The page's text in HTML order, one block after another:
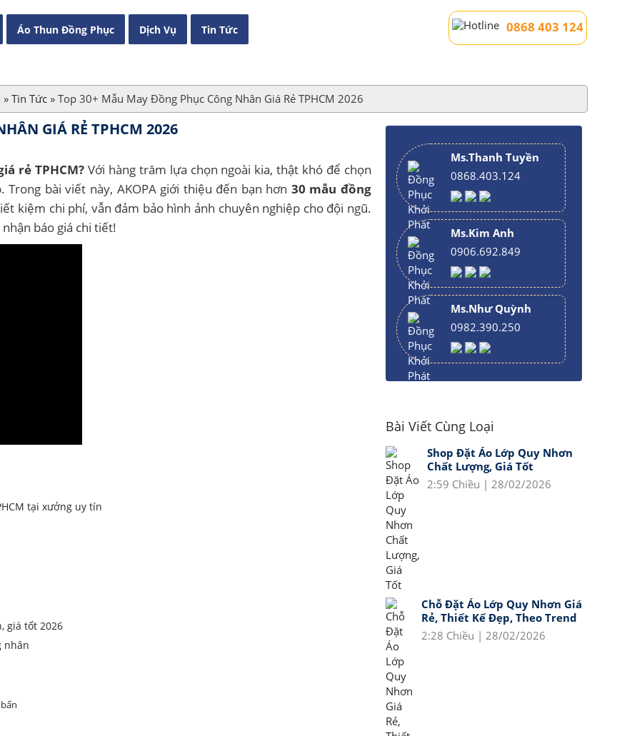
Áo Thun Đồng Phục Dịch Vụ Tin Tức 0868 403 124
» Tin Tức » Top 30+ Mẫu May Đồng Phục Công Nhân Giá Rẻ TPHCM 2026
GIÁ RẺ TPHCM 2026
rẻ TPHCM? Với hàng trăm lựa chọn ngoài kia, thật khó để chọn
bài viết này, AKOPA giới thiệu đến bạn hơn 30 mẫu đồng
kiệm chi phí, vẫn đảm bảo hình ảnh chuyên nghiệp cho đội ngũ.
báo giá chi tiết!
tại xưởng uy tín
giá tốt 2026
nhân
Ms.Thanh Tuyền
0868.403.124
Ms.Kim Anh
0906.692.849
Ms.Như Quỳnh
0982.390.250
Bài Viết Cùng Loại
Shop Đặt Áo Lớp Quy Nhơn
Chất Lượng, Giá Tốt
2:59 Chiều | 28/02/2026
Chỗ Đặt Áo Lớp Quy Nhơn Giá
Rẻ, Thiết Kế Đẹp, Theo Trend
2:28 Chiều | 28/02/2026